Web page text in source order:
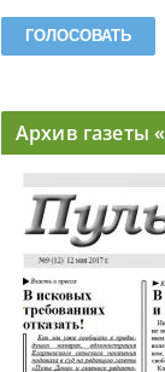
Архив газеты